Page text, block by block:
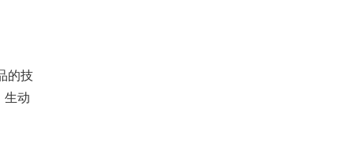
的技
生动